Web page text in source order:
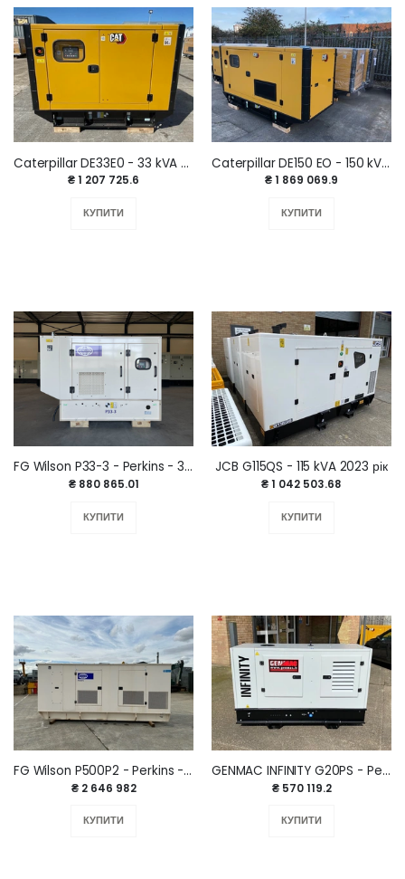
Caterpillar DE33E0 - 33 kVA / 26.4 kW 2025 рік
₴ 1 207 725.6
КУПИТИ
Caterpillar DE150 EO - 150 kVA 2023 р.
₴ 1 869 069.9
КУПИТИ
FG Wilson P33-3 - Perkins - 33 kVA 2025 р.
₴ 880 865.01
КУПИТИ
JCB G115QS - 115 kVA 2023 рік
₴ 1 042 503.68
КУПИТИ
FG Wilson P500P2 - Perkins - 550 kVA 2012 р.
₴ 2 646 982
КУПИТИ
GENMAC INFINITY G20PS - Perkins - 22 kVA 2023 р.
₴ 570 119.2
КУПИТИ